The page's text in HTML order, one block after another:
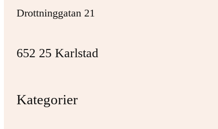
Drottninggatan 21
652 25 Karlstad
Kategorier